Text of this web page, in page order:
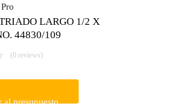
LARGO 1/2 X
44830/109
(0 reviews)
al presupuesto